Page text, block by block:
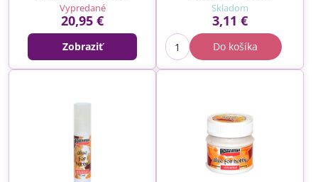
Vypredané
20,95 €
Zobraziť
Skladom
3,11 €
Do košíka